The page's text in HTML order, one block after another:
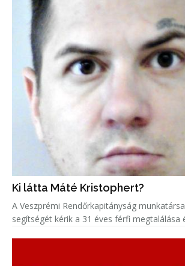
Ki látta Máté Kristophert?
A Veszprémi Rendőrkapitányság
segítségét kérik a 31 éves férfi megtalálása